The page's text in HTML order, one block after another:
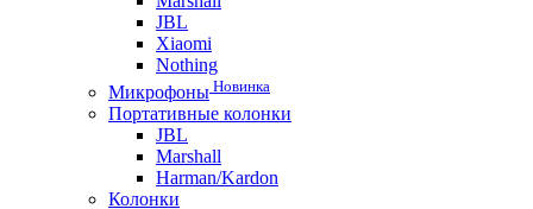
JBL
Xiaomi
Nothing
Микрофоны Новинка
Портативные колонки
JBL
Marshall
Harman/Kardon
Колонки